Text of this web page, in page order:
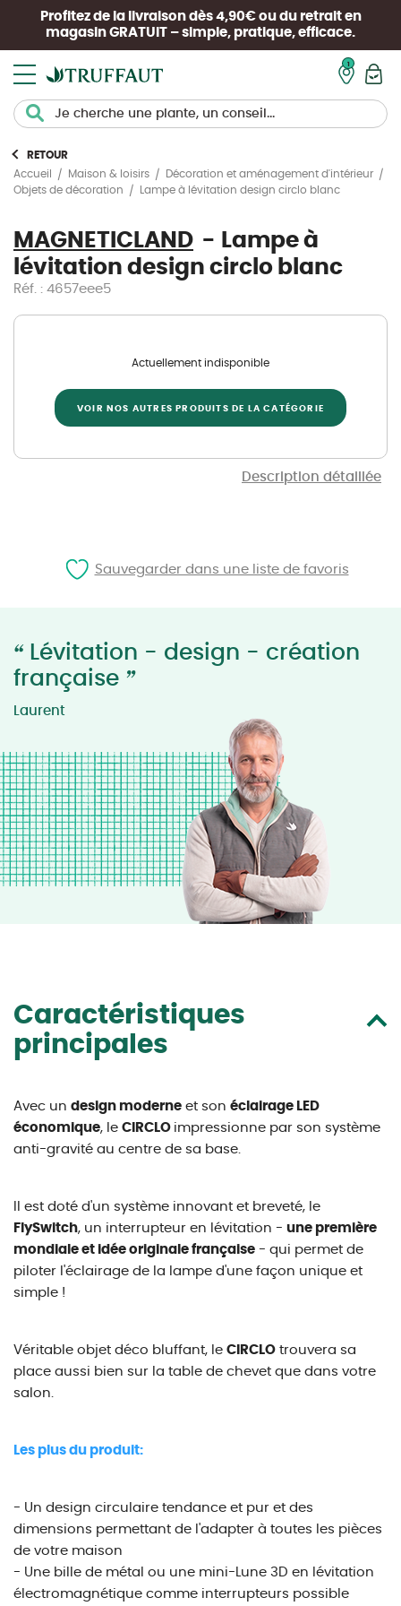
Profitez de la livraison dès 4,90€ ou du retrait en
magasin GRATUIT – simple, pratique, efficace.
RETOUR
Accueil
Maison & loisirs
Décoration et aménagement d'intérieur
Objets de décoration
Lampe à lévitation design circlo blanc
MAGNETICLAND
Lampe à
lévitation design circlo blanc
Réf. : 4657eee5
Description détaillée
Actuellement indisponible
VOIR NOS AUTRES PRODUITS DE LA CATÉGORIE
“ Lévitation - design - création
française ”
Laurent
Caractéristiques
principales
Avec un design moderne et son éclairage LED
économique, le CIRCLO impressionne par son système
anti-gravité au centre de sa base.
Il est doté d'un système innovant et breveté, le
FlySwitch, un interrupteur en lévitation - une première
mondiale et idée originale française - qui permet de
piloter l'éclairage de la lampe d'une façon unique et
simple !
Véritable objet déco bluffant, le CIRCLO trouvera sa
place aussi bien sur la table de chevet que dans votre
salon.
Les plus du produit:
- Un design circulaire tendance et pur et des
dimensions permettant de l'adapter à toutes les pièces
de votre maison
- Une bille de métal ou une mini-Lune 3D en lévitation
électromagnétique comme interrupteurs possible
Sauvegarder dans une liste de favoris